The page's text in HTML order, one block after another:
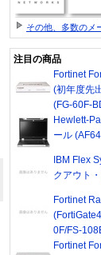
その他、多数のメ
注目の商品
Fortinet
(初年度先
(FG-60F-
Hewlett-
ール
IBM Flex
クアウト
Fortinet
0F/FS-
Fortinet